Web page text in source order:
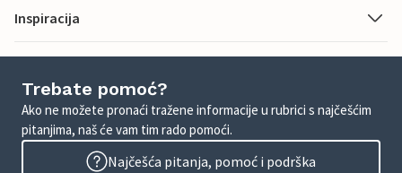
Inspiracija
Trebate pomoć?
Ako ne možete pronaći tražene informacije u rubrici s najčešćim
pitanjima, naš će vam tim rado pomoći.
Najčešća pitanja, pomoć i podrška